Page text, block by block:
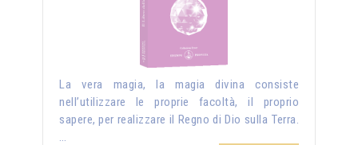
La vera magia, la magia divina consiste
nell’utilizzare le proprie facoltà, il proprio
sapere, per realizzare il Regno di Dio sulla Terra.
…